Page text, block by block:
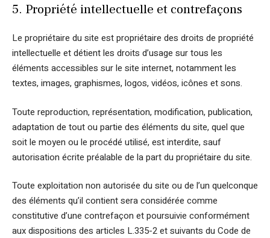
5. Propriété intellectuelle et contrefaçons
Le propriétaire du site est propriétaire des droits de propriété
intellectuelle et détient les droits d’usage sur tous les
éléments accessibles sur le site internet, notamment les
textes, images, graphismes, logos, vidéos, icônes et sons.
Toute reproduction, représentation, modification, publication,
adaptation de tout ou partie des éléments du site, quel que
soit le moyen ou le procédé utilisé, est interdite, sauf
autorisation écrite préalable de la part du propriétaire du site.
Toute exploitation non autorisée du site ou de l’un quelconque
des éléments qu’il contient sera considérée comme
constitutive d’une contrefaçon et poursuivie conformément
aux dispositions des articles L.335-2 et suivants du Code de